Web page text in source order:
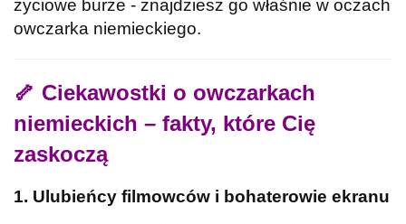
życiowe burze - znajdziesz go właśnie w oczach
owczarka niemieckiego.
🦴 Ciekawostki o owczarkach
niemieckich – fakty, które Cię
zaskoczą
1. Ulubieńcy filmowców i bohaterowie ekranu